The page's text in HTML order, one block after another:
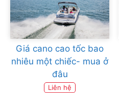
Giá cano cao tốc bao
nhiêu một chiếc- mua ở
đâu
Liên hệ